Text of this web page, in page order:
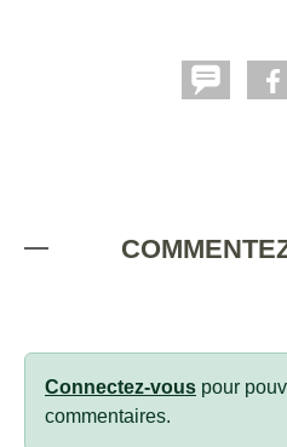
Connectez-vous pour
commentaires.